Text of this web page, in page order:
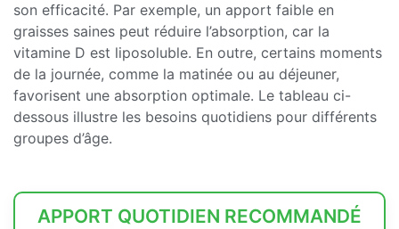
son efficacité. Par exemple, un apport faible en
graisses saines peut réduire l’absorption, car la
vitamine D est liposoluble. En outre, certains moments
de la journée, comme la matinée ou au déjeuner,
favorisent une absorption optimale. Le tableau ci-
dessous illustre les besoins quotidiens pour différents
groupes d’âge.
APPORT QUOTIDIEN RECOMMANDÉ